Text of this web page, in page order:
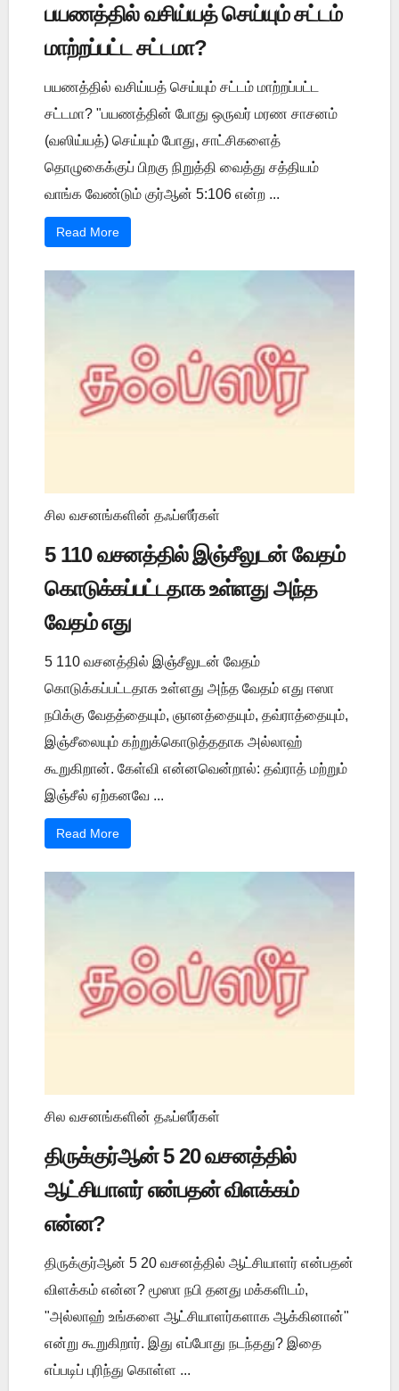
பயணத்தில் வசிய்யத் செய்யும் சட்டம்
மாற்றப்பட்ட சட்டமா?
பயணத்தில் வசிய்யத் செய்யும் சட்டம் மாற்றப்பட்ட
சட்டமா? "பயணத்தின் போது ஒருவர் மரண சாசனம்
(வஸிய்யத்) செய்யும் போது, சாட்சிகளைத்
தொழுகைக்குப் பிறகு நிறுத்தி வைத்து சத்தியம்
வாங்க வேண்டும் குர்ஆன் 5:106 என்ற ...
Read More
சில வசனங்களின் தஃப்ஸீர்கள்
5 110 வசனத்தில் இஞ்சீலுடன் வேதம்
கொடுக்கப்பட்டதாக உள்ளது அந்த
வேதம் எது
5 110 வசனத்தில் இஞ்சீலுடன் வேதம்
கொடுக்கப்பட்டதாக உள்ளது அந்த வேதம் எது ஈஸா
நபிக்கு வேதத்தையும், ஞானத்தையும், தவ்ராத்தையும்,
இஞ்சீலையும் கற்றுக்கொடுத்ததாக அல்லாஹ்
கூறுகிறான். கேள்வி என்னவென்றால்: தவ்ராத் மற்றும்
இஞ்சீல் ஏற்கனவே ...
Read More
சில வசனங்களின் தஃப்ஸீர்கள்
திருக்குர்ஆன் 5 20 வசனத்தில்
ஆட்சியாளர் என்பதன் விளக்கம்
என்ன?
திருக்குர்ஆன் 5 20 வசனத்தில் ஆட்சியாளர் என்பதன்
விளக்கம் என்ன? மூஸா நபி தனது மக்களிடம்,
"அல்லாஹ் உங்களை ஆட்சியாளர்களாக ஆக்கினான்"
என்று கூறுகிறார். இது எப்போது நடந்தது? இதை
எப்படிப் புரிந்து கொள்ள ...